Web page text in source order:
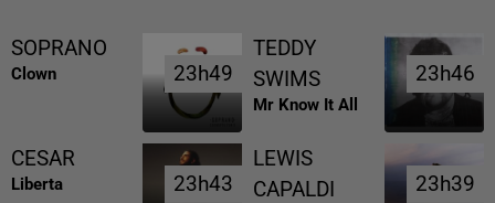
SOPRANO
Clown 23h49
23h49
TEDDY
SWIMS
Mr Know It All
23h46
23h46
CESAR
Liberta 23h43
23h43
LEWIS
CAPALDI
23h39
23h39